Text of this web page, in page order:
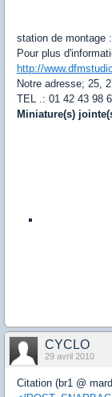
station de montage
Pour plus
http://
Notre adresse; 25,
TEL .: 01 42 43 98
Miniature(s)
CYCLO
29 avril 2010
Citation (br1 @